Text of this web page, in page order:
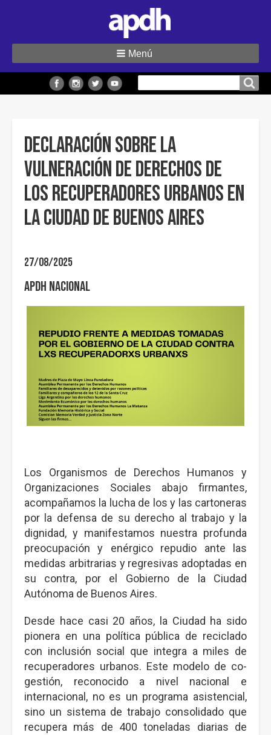
sitio
Menú
DECLARACIÓN SOBRE LA
VULNERACIÓN DE DERECHOS DE
LOS RECUPERADORES URBANOS EN
LA CIUDAD DE BUENOS AIRES
27/08/2025
APDH Nacional
Los Organismos de Derechos Humanos y
Organizaciones Sociales abajo firmantes,
acompañamos la lucha de los y las cartoneras
por la defensa de su derecho al trabajo y la
dignidad, y manifestamos nuestra profunda
preocupación y enérgico repudio ante las
medidas arbitrarias y regresivas adoptadas en
su contra, por el Gobierno de la Ciudad
Autónoma de Buenos Aires.
Desde hace casi 20 años, la Ciudad ha sido
pionera en una política pública de reciclado
con inclusión social que integra a miles de
recuperadores urbanos. Este modelo de co-
gestión, reconocido a nivel nacional e
internacional, no es un programa asistencial,
sino un sistema de trabajo consolidado que
recupera más de 400 toneladas diarias de